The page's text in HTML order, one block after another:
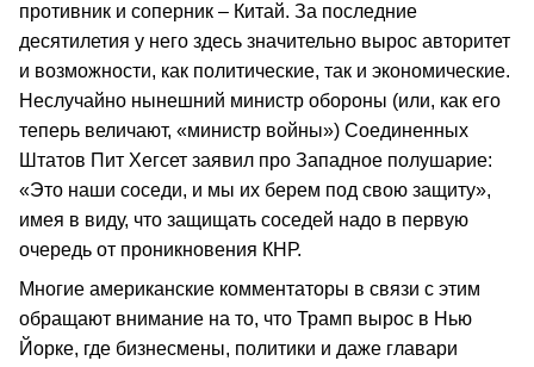
противник и соперник – Китай. За последние
десятилетия у него здесь значительно вырос авторитет
и возможности, как политические, так и экономические.
Неслучайно нынешний министр обороны (или, как его
теперь величают, «министр войны») Соединенных
Штатов Пит Хегсет заявил про Западное полушарие:
«Это наши соседи, и мы их берем под свою защиту»,
имея в виду, что защищать соседей надо в первую
очередь от проникновения КНР.
Многие американские комментаторы в связи с этим
обращают внимание на то, что Трамп вырос в Нью
Йорке, где бизнесмены, политики и даже главари